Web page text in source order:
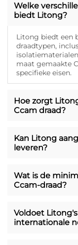
Welke
biedt Litong?
Litong biedt een
draadtypen,
maat gemaakte
specifieke eisen.
Hoe zorgt
Ccam draad?
Kan Litong
leveren?
Wat is de
Ccam-draad?
Voldoet
internationale